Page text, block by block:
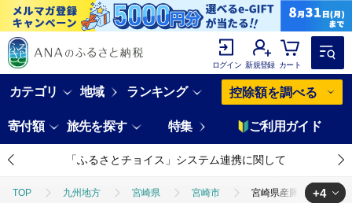
ログイン 新規登録 カート
カテゴリ 地域 ランキング 控除額を調べる
寄付額 旅先を探す 特集 ご利用ガイド
「ふるさとチョイス」システム連携に関して
TOP 九州地方 宮崎県 宮崎市 宮崎県産豚ミンチ＆宮
+4